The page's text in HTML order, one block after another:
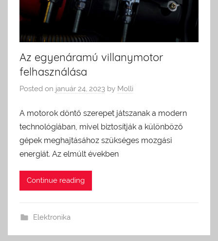
Az egyenáramú villanymotor
felhasználása
Posted on január 24, 2023 by Molli
A motorok döntő szerepet játszanak a modern
technológiában, mivel biztosítják a különböző
gépek meghajtásához szükséges mozgási
energiát. Az elmúlt években
Continue reading
Elektronika